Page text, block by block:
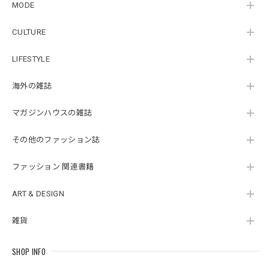
MODE
CULTURE
LIFESTYLE
海外の雑誌
マガジンハウスの雑誌
その他のファッション誌
ファッション 関連書籍
ART & DESIGN
雑貨
SHOP INFO